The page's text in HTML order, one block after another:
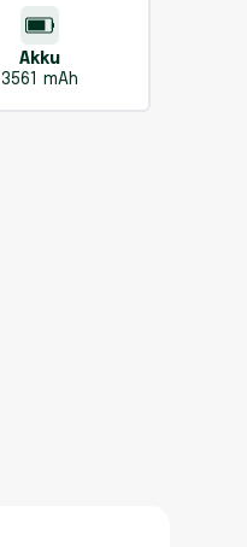
Akku
3561 mAh